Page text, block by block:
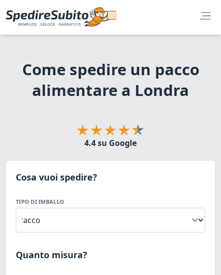
Come spedire un pacco
alimentare a Londra
4.4 su Google
Cosa vuoi spedire?
TIPO DI IMBALLO
Quanto misura?